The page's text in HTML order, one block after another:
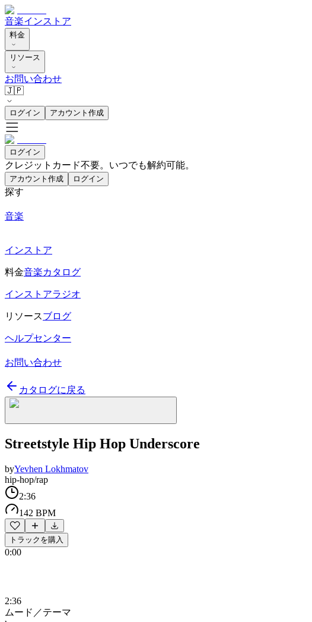
音楽インストア
料金
リソース
お問い合わせ
🇯🇵
ログイン アカウント作成
ログイン
クレジットカード不要。いつでも解約可能。
アカウント作成 ログイン
探す
音楽
インストア
料金音楽カタログ
インストアラジオ
リソースブログ
ヘルプセンター
お問い合わせ
カタログに戻る
Streetstyle Hip Hop Underscore
byYevhen Lokhmatov
hip-hop/rap
2:36
142 BPM
トラックを購入
0:00
2:36
ムード／テーマ